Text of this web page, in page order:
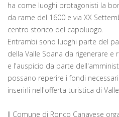
ha come luoghi protagonisti la
da rame del 1600 e via XX
centro storico del capoluogo.
Entrambi sono luoghi parte del
della Valle Soana da rigenerare e
e l'auspicio da parte
possano reperire i fondi
inserirli nell'offerta turistica di
Il Comune di Ronco Canavese